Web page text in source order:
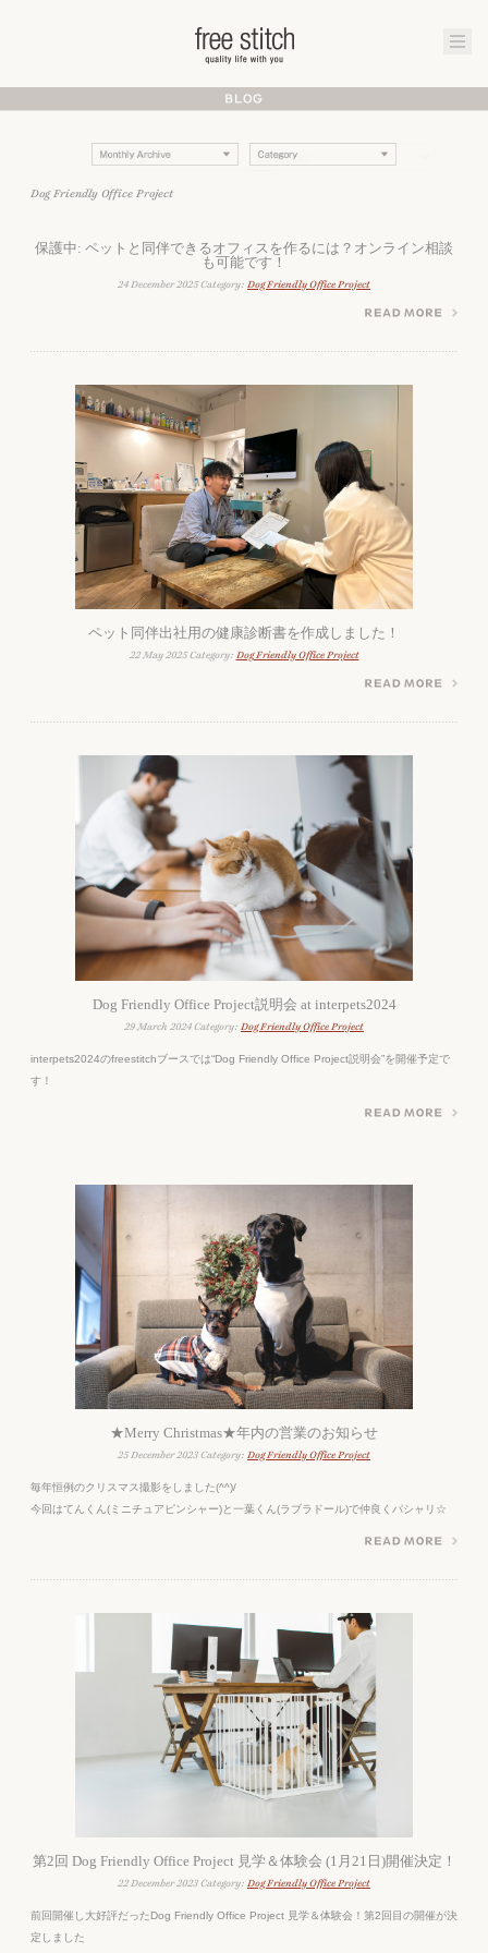
Dog Friendly Office Project
保護中: ペットと同伴できるオフィスを作るには？オンライン相談
も可能です！
24 December 2025 Category: Dog Friendly Office Project
ペット同伴出社用の健康診断書を作成しました！
22 May 2025 Category: Dog Friendly Office Project
Dog Friendly Office Project説明会 at interpets2024
29 March 2024 Category: Dog Friendly Office Project
interpets2024のfreestitchブースでは“Dog Friendly Office Project説明会”を開催予定で
す！
★Merry Christmas★年内の営業のお知らせ
25 December 2023 Category: Dog Friendly Office Project
毎年恒例のクリスマス撮影をしました(^^)/
今回はてんくん(ミニチュアピンシャー)と一葉くん(ラブラドール)で仲良くパシャリ☆
第2回 Dog Friendly Office Project 見学＆体験会 (1月21日)開催決定！
22 December 2023 Category: Dog Friendly Office Project
前回開催し大好評だったDog Friendly Office Project 見学＆体験会！第2回目の開催が決
定しました